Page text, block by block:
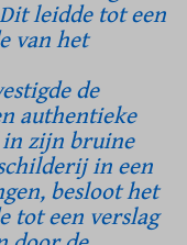
leidde tot een
van het
de
authentieke
in zijn bruine
in een
besloot het
tot een verslag